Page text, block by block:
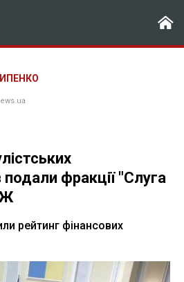
подали фракції "Слуга
рейтинг фінансових